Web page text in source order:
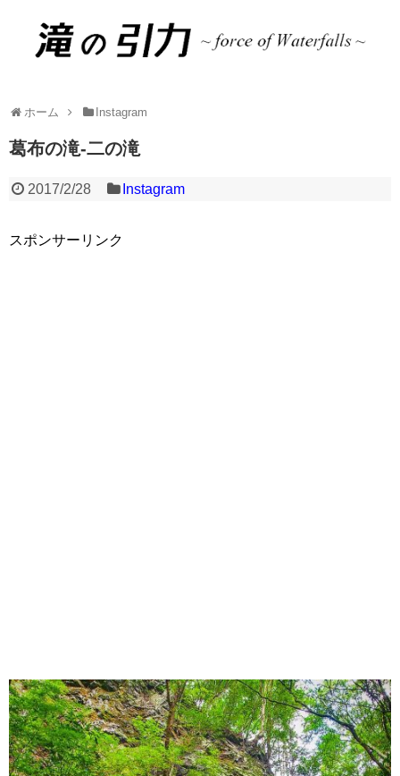
ホーム Instagram
葛布の滝-二の滝
2017/2/28 Instagram
スポンサーリンク